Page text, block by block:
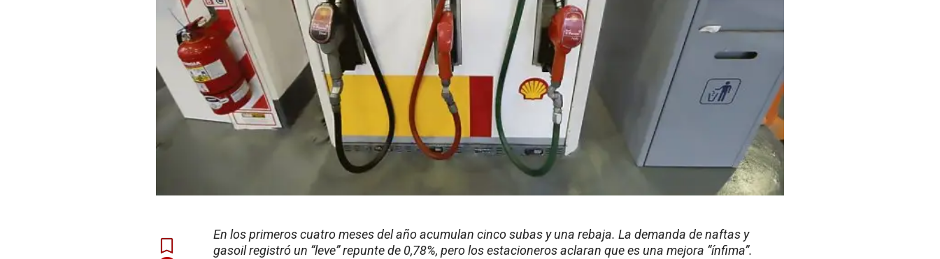
En los primeros cuatro meses del año acumulan cinco subas y una rebaja. La demanda de naftas y
gasoil registró un “leve” repunte de 0,78%, pero los estacioneros aclaran que es una mejora “ínfima”.